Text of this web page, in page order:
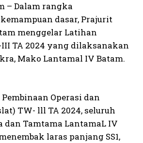
– Dalam rangka
dasar, Prajurit
menggelar Latihan
TA 2024 yang dilaksanakan
Mako Lantamal IV Batam.
Operasi dan
TW- lll TA 2024, seluruh
dan Tamtama LantamaL IV
laras panjang SS1,